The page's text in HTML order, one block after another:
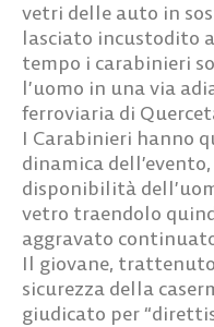
vetri delle auto in
lasciato incustodito
tempo i carabinieri
l’uomo in una via
ferroviaria di
I Carabinieri hanno
dinamica
disponibilità
vetro traendolo
aggravato
Il giovane,
sicurezza della
giudicato per